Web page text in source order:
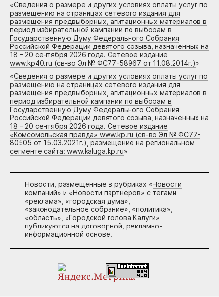
«Сведения о размере и других условиях оплаты услуг по
размещению на страницах сетевого издания для
размещения предвыборных, агитационных материалов в
период избирательной кампании по выборам в
Государственную Думу Федерального Собрания
Российской Федерации девятого созыва, назначенных на
18 – 20 сентября 2026 года. Сетевое издание
www.kp40.ru (св-во Эл № ФС77-58967 от 11.08.2014г.)»
«Сведения о размере и других условиях оплаты услуг по
размещению на страницах сетевого издания для
размещения предвыборных, агитационных материалов в
период избирательной кампании по выборам в
Государственную Думу Федерального Собрания
Российской Федерации девятого созыва, назначенных на
18 – 20 сентября 2026 года. Сетевое издание
«Комсомольская правда» www.kp.ru (св-во Эл № ФС77-
80505 от 15.03.2021г.), размещение на региональном
сегменте сайта: www.kaluga.kp.ru»
Новости, размещенные в рубриках «Новости
компаний» и «Новости партнеров» с тегами
«реклама», «городская дума»,
«законодательное собрание», «политика»,
«область», «Городской голова Калуги»
публикуются на договорной, рекламно-
информационной основе.